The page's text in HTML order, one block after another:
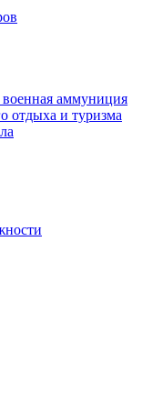
аммуниция
отдыха и туризма